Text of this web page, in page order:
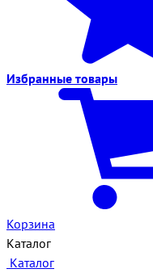
Избранные товары
Корзина
Каталог
Каталог